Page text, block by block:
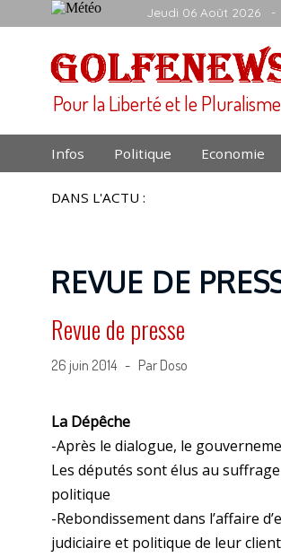
Jeudi 06 Août 2026 -
Pour la Liberté et le Pluralisme
Infos Politique Economie
DANS L'ACTU :
REVUE DE
Revue de presse
26 juin 2014 - Par Doso
La Dépêche
-Après le dialogue, le
Les députés sont élus au
politique
-Rebondissement dans l’affaire
judiciaire et politique de leur